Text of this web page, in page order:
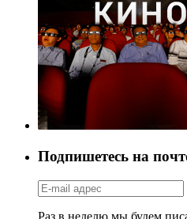
Подпишетесь на
Раз в неделю мы будем